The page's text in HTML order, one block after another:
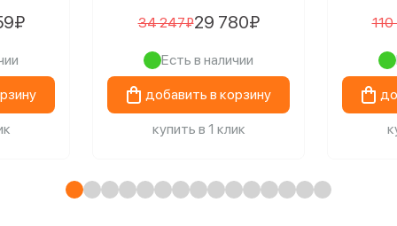
34 247₽29 780₽
Есть в наличии
добавить в корзину
купить в 1 клик